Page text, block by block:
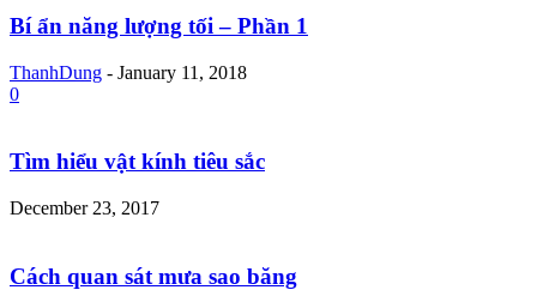
Bí ẩn năng lượng tối – Phần 1
ThanhDung - January 11, 2018
0
Tìm hiểu vật kính tiêu sắc
December 23, 2017
Cách quan sát mưa sao băng